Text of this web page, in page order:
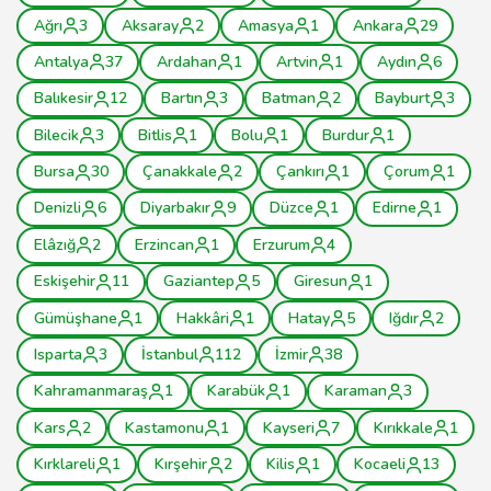
Ağrı 3 Aksaray 2 Amasya 1 Ankara
29
Antalya
37 Ardahan 1 Artvin 1 Aydın
6
Balıkesir
12 Bartın 3 Batman 2 Bayburt
3
Bilecik
3 Bitlis 1 Bolu 1 Burdur
1
Bursa
30 Çanakkale 2 Çankırı 1 Çorum
1
Denizli
6 Diyarbakır 9 Düzce 1 Edirne
1
Elâzığ
2 Erzincan 1 Erzurum
4
Eskişehir
11 Gaziantep 5 Giresun
1
Gümüşhane
1 Hakkâri 1 Hatay 5 Iğdır
2
Isparta
3 İstanbul 112 İzmir
38
Kahramanmaraş
1 Karabük 1 Karaman
3
Kars
2 Kastamonu 1 Kayseri 7 Kırıkkale
1
Kırklareli
1 Kırşehir 2 Kilis 1 Kocaeli
13